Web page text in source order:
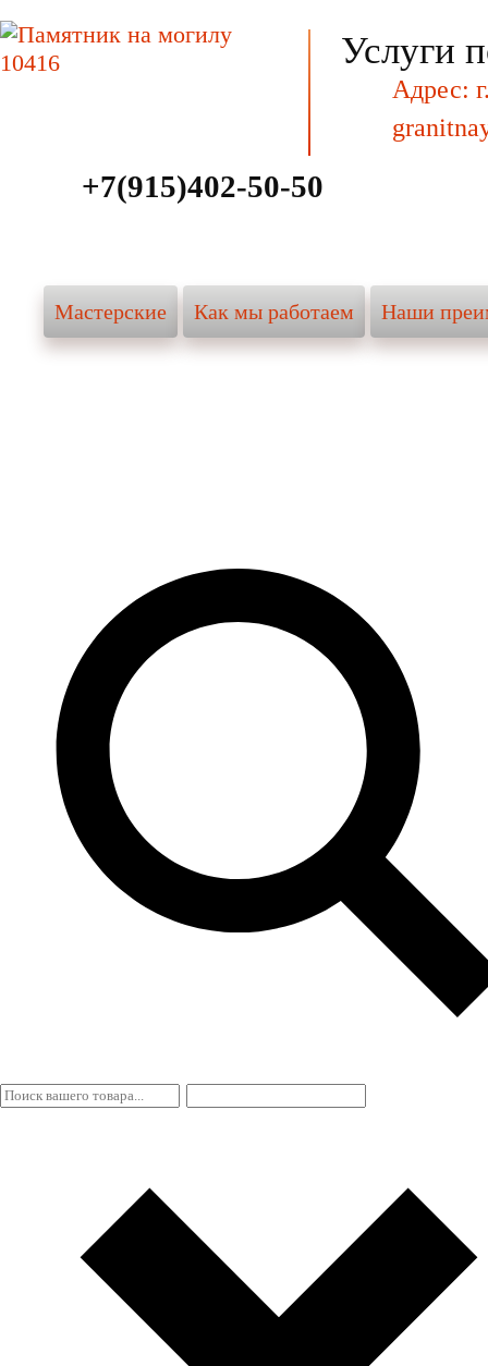
Услуги
Адрес:
+7(915)402-50-50
Мастерские Как мы работаем Наши
Мастерские Как мы работаем